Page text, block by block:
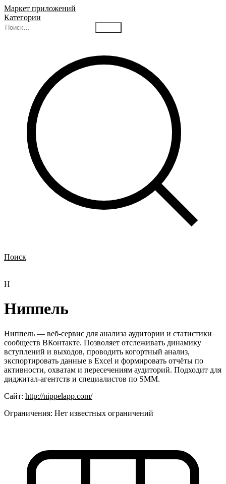
Маркет приложений
Категории
Поиск
Н
Ниппель
Ниппель — веб-сервис для анализа аудитории и статистики
сообществ ВКонтакте. Позволяет отслеживать динамику
вступлений и выходов, проводить когортный анализ,
экспортировать данные в Excel и формировать отчёты по
активности, охватам и пересечениям аудиторий. Подходит для
диджитал-агентств и специалистов по SMM.
Сайт: http://nippelapp.com/
Ограничения: Нет известных ограничений